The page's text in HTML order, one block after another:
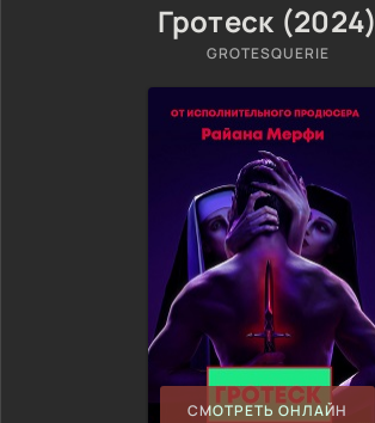
Гротеск (2024)
GROTESQUERIE
СМОТРЕТЬ ОНЛАЙН